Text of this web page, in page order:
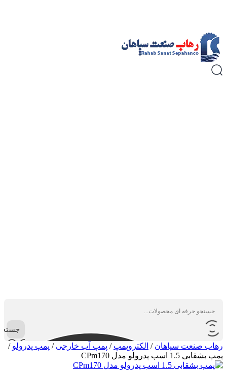
رهاب صنعت سپاهان / الکتروپمپ / پمپ آب خارجی / پمپ پدرولو /
پمپ بشقابی 1.5 اسب پدرولو مدل CPm170